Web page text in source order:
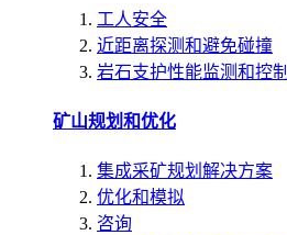
工人安全
近距离探测和避免碰撞
岩石支护性能监测和控制
矿山规划和优化
集成采矿规划解决方案
优化和模拟
咨询